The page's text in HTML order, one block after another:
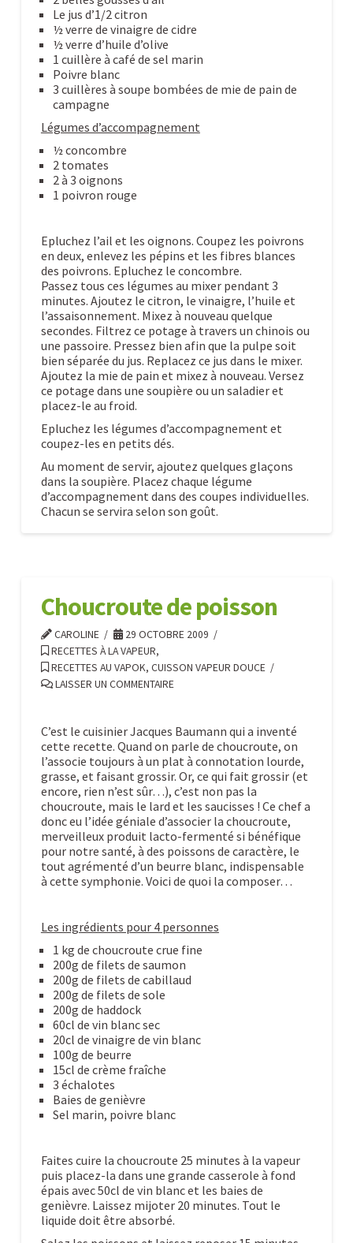
Le jus d’1/2 citron
½ verre de vinaigre de cidre
½ verre d’huile d’olive
1 cuillère à café de sel marin
Poivre blanc
3 cuillères à soupe bombées de mie de pain de
campagne
Légumes d’accompagnement
½ concombre
2 tomates
2 à 3 oignons
1 poivron rouge
Epluchez l’ail et les oignons. Coupez les poivrons
en deux, enlevez les pépins et les fibres blances
des poivrons. Epluchez le concombre.
Passez tous ces légumes au mixer pendant 3
minutes. Ajoutez le citron, le vinaigre, l’huile et
l’assaisonnement. Mixez à nouveau quelque
secondes. Filtrez ce potage à travers un chinois ou
une passoire. Pressez bien afin que la pulpe soit
bien séparée du jus. Replacez ce jus dans le mixer.
Ajoutez la mie de pain et mixez à nouveau. Versez
ce potage dans une soupière ou un saladier et
placez-le au froid.
Epluchez les légumes d’accompagnement et
coupez-les en petits dés.
Au moment de servir, ajoutez quelques glaçons
dans la soupière. Placez chaque légume
d’accompagnement dans des coupes individuelles.
Chacun se servira selon son goût.
Gazpacho
Choucroute de poisson
CAROLINE
29 OCTOBRE 2009
RECETTES À LA VAPEUR,
RECETTES AU VAPOK, CUISSON VAPEUR DOUCE
LAISSER UN COMMENTAIRE
C’est le cuisinier Jacques Baumann qui a inventé
cette recette. Quand on parle de choucroute, on
l’associe toujours à un plat à connotation lourde,
grasse, et faisant grossir. Or, ce qui fait grossir (et
encore, rien n’est sûr…), c’est non pas la
choucroute, mais le lard et les saucisses ! Ce chef a
donc eu l’idée géniale d’associer la choucroute,
merveilleux produit lacto-fermenté si bénéfique
pour notre santé, à des poissons de caractère, le
tout agrémenté d’un beurre blanc, indispensable
à cette symphonie. Voici de quoi la composer…
Les ingrédients pour 4 personnes
1 kg de choucroute crue fine
200g de filets de saumon
200g de filets de cabillaud
200g de filets de sole
200g de haddock
60cl de vin blanc sec
20cl de vinaigre de vin blanc
100g de beurre
15cl de crème fraîche
3 échalotes
Baies de genièvre
Sel marin, poivre blanc
Faites cuire la choucroute 25 minutes à la vapeur
puis placez-la dans une grande casserole à fond
épais avec 50cl de vin blanc et les baies de
genièvre. Laissez mijoter 20 minutes. Tout le
liquide doit être absorbé.